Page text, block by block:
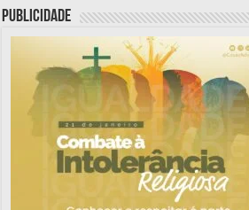
PUBLICIDADE